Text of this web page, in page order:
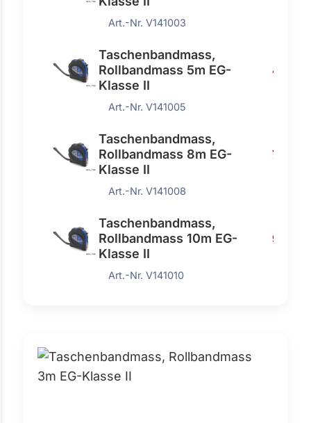
Art.-Nr. V141003
Taschenbandmass,
Rollbandmass 5m EG-
Klasse II
4,70 €
Art.-Nr. V141005
Taschenbandmass,
Rollbandmass 8m EG-
Klasse II
7,75 €
Art.-Nr. V141008
Taschenbandmass,
Rollbandmass 10m EG-
Klasse II
9,55 €
Art.-Nr. V141010